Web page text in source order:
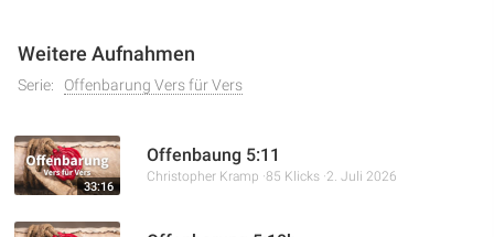
Weitere Aufnahmen
Serie: Offenbarung Vers für Vers
33:16
Offenbaung 5:11
Christopher Kramp 85 Klicks 2. Juli 2026